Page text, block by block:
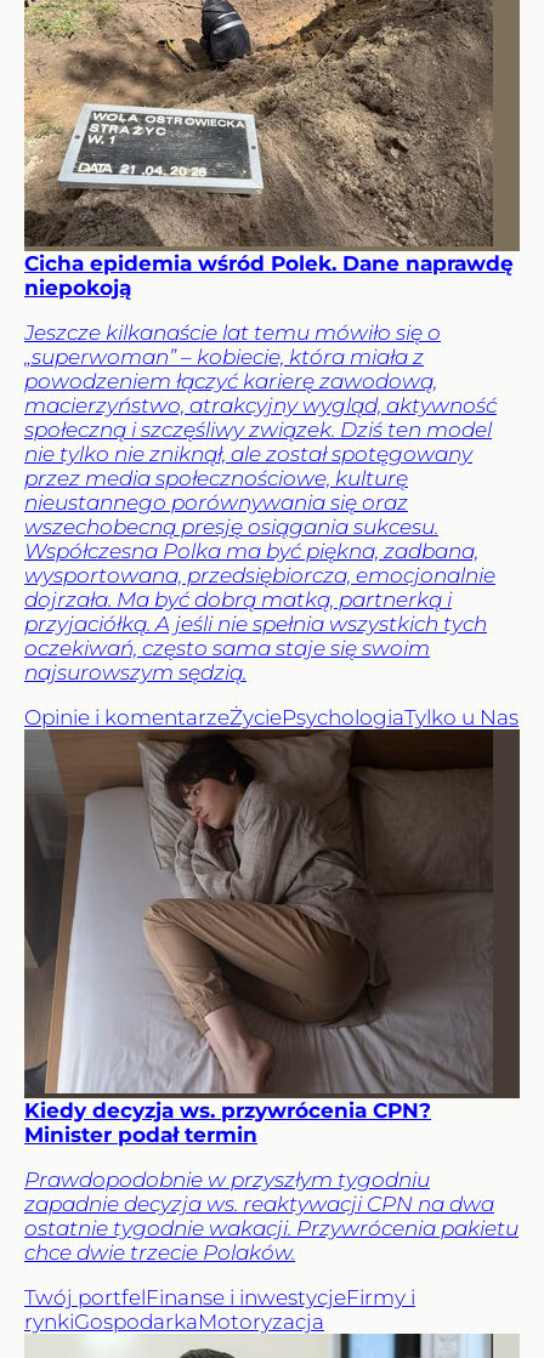
Cicha epidemia wśród Polek. Dane naprawdę
niepokoją
Jeszcze kilkanaście lat temu mówiło się o
„superwoman” – kobiecie, która miała z
powodzeniem łączyć karierę zawodową,
macierzyństwo, atrakcyjny wygląd, aktywność
społeczną i szczęśliwy związek. Dziś ten model
nie tylko nie zniknął, ale został spotęgowany
przez media społecznościowe, kulturę
nieustannego porównywania się oraz
wszechobecną presję osiągania sukcesu.
Współczesna Polka ma być piękna, zadbana,
wysportowana, przedsiębiorcza, emocjonalnie
dojrzała. Ma być dobrą matką, partnerką i
przyjaciółką. A jeśli nie spełnia wszystkich tych
oczekiwań, często sama staje się swoim
najsurowszym sędzią.
Opinie i komentarzeŻyciePsychologiaTylko u Nas
Kiedy decyzja ws. przywrócenia CPN?
Minister podał termin
Prawdopodobnie w przyszłym tygodniu
zapadnie decyzja ws. reaktywacji CPN na dwa
ostatnie tygodnie wakacji. Przywrócenia pakietu
chce dwie trzecie Polaków.
Twój portfelFinanse i inwestycjeFirmy i
rynkiGospodarkaMotoryzacja